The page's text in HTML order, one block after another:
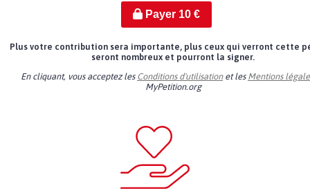
Payer 10€
Plus votre contribution sera importante, plus ceux qui verront cette
seront nombreux et pourront la signer.
En cliquant, vous acceptez les Conditions d'utilisationet les Mentions
MyPetition.org